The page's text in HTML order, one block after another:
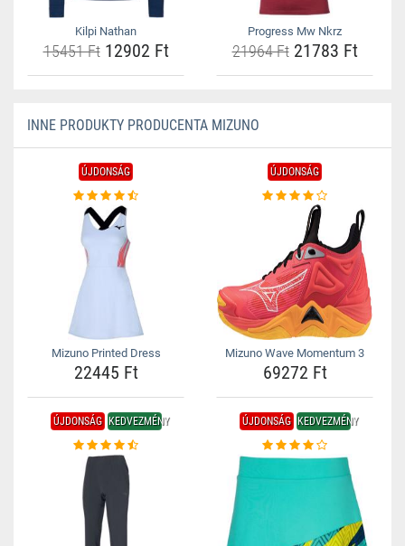
Kilpi Nathan
15451 Ft12902 Ft
Progress Mw Nkrz
21964 Ft21783 Ft
INNE PRODUKTY PRODUCENTA MIZUNO
ÚJDONSÁG
Mizuno Printed Dress
22445 Ft
ÚJDONSÁG
Mizuno Wave Momentum 3
69272 Ft
ÚJDONSÁG KEDVEZMÉNY ÚJDONSÁG KEDVEZMÉNY